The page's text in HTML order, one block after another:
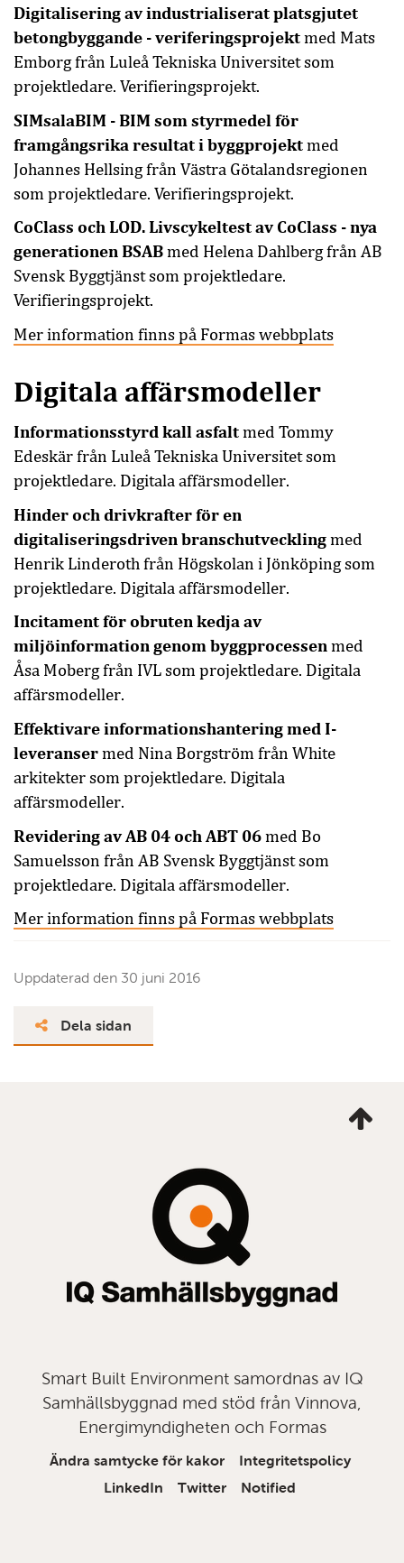
Digitalisering av industrialiserat platsgjutet
betongbyggande - veriferingsprojektmed Mats
Emborg från Luleå Tekniska Universitet som
projektledare. Verifieringsprojekt.
SIMsalaBIM - BIM som styrmedel för
framgångsrika resultat i byggprojektmed
Johannes Hellsing från Västra Götalandsregionen
som projektledare. Verifieringsprojekt.
CoClass och LOD. Livscykeltest av CoClass - nya
generationen BSABmed Helena Dahlberg från AB
Svensk Byggtjänst som projektledare.
Verifieringsprojekt.
Mer information finns på Formas webbplats
Digitala affärsmodeller
Informationsstyrd kall asfaltmed Tommy
Edeskär från Luleå Tekniska Universitet som
projektledare. Digitala affärsmodeller.
Hinder och drivkrafter för en
digitaliseringsdriven branschutvecklingmed
Henrik Linderoth från Högskolan i Jönköping som
projektledare. Digitala affärsmodeller.
Incitament för obruten kedja av
miljöinformation genom byggprocessen med
Åsa Moberg från IVL som projektledare. Digitala
affärsmodeller.
Effektivare informationshantering med I-
leveransermed Nina Borgström från White
arkitekter som projektledare. Digitala
affärsmodeller.
Revidering av AB 04 och ABT 06med Bo
Samuelsson från AB Svensk Byggtjänst som
projektledare. Digitala affärsmodeller.
Mer information finns på Formas webbplats
Uppdaterad den 30 juni 2016
Dela sidan
mig
Smart Built Environment samordnas av IQ
Samhällsbyggnad med stöd från Vinnova,
Energimyndigheten och Formas
Ändra samtycke för kakor
Integritetspolicy
LinkedIn
Twitter Notified